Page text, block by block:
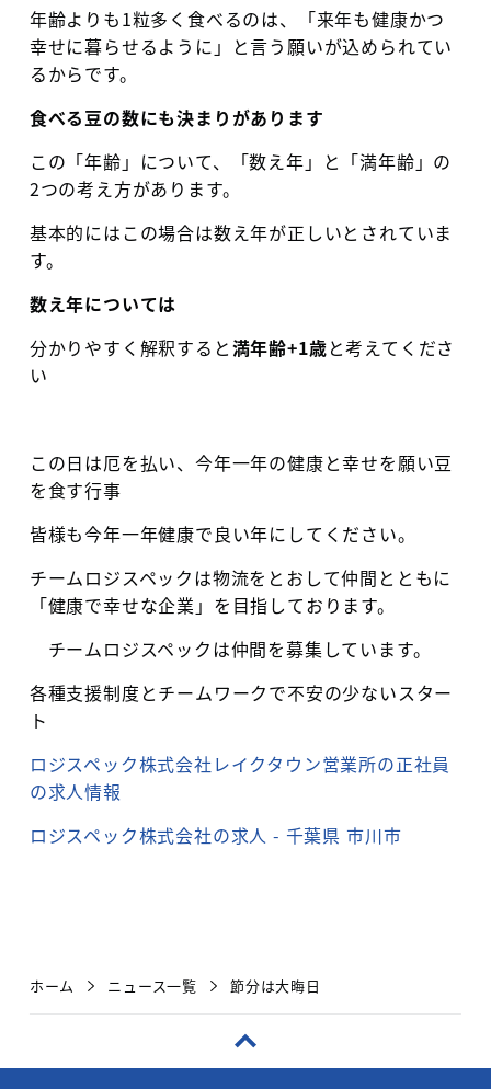
年齢よりも1粒多く食べるのは、「来年も健康かつ
幸せに暮らせるように」と言う願いが込められてい
るからです。
食べる豆の数にも決まりがあります
この「年齢」について、「数え年」と「満年齢」の
2つの考え方があります。
基本的にはこの場合は数え年が正しいとされていま
す。
数え年については
分かりやすく解釈すると満年齢+1歳と考えてくださ
い
この日は厄を払い、今年一年の健康と幸せを願い豆
を食す行事
皆様も今年一年健康で良い年にしてください。
チームロジスペックは物流をとおして仲間とともに
「健康で幸せな企業」を目指しております。
チームロジスペックは仲間を募集しています。
各種支援制度とチームワークで不安の少ないスター
ト
ロジスペック株式会社レイクタウン営業所の正社員
の求人情報
ロジスペック株式会社の求人 - 千葉県 市川市
ホーム ニュース一覧 節分は大晦日